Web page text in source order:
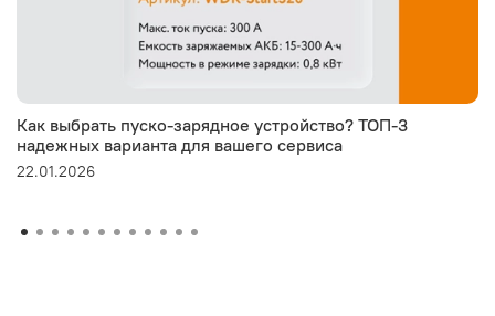
Как выбрать пуско-зарядное устройство? ТОП-3
надежных варианта для вашего сервиса
22.01.2026